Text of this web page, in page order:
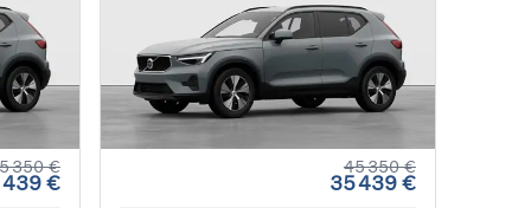
350 €
439 €
45 350 €
35 439 €